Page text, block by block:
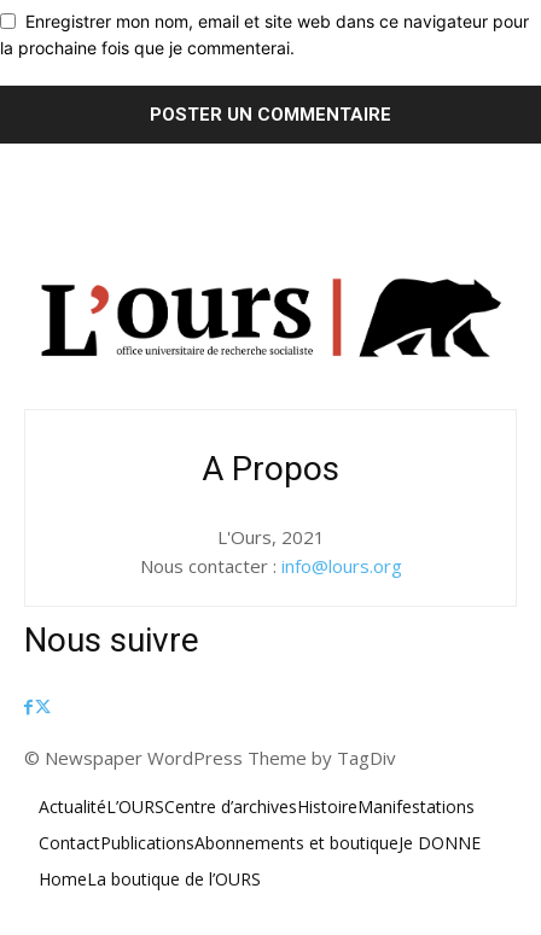
Enregistrer mon nom, email et site web dans ce navigateur pour
la prochaine fois que je commenterai.
A Propos
L'Ours, 2021
Nous contacter : info@lours.org
Nous suivre
© Newspaper WordPress Theme by TagDiv
ActualitéL’OURSCentre d’archivesHistoireManifestations
ContactPublicationsAbonnements et boutiqueJe DONNE
HomeLa boutique de l’OURS